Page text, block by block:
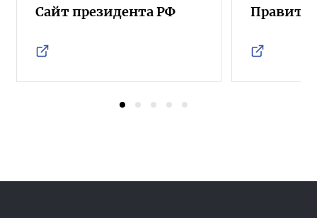
Сайт президента РФ